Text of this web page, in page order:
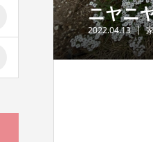
ニヤニ
2022.04.13